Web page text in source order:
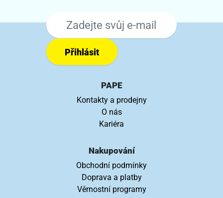
Přihlásit
PAPE
Kontakty a prodejny
O nás
Kariéra
Nakupování
Obchodní podmínky
Doprava a platby
Věrnostní programy